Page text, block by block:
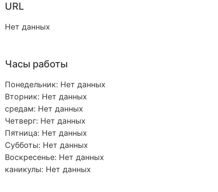
URL
Нет данных
Часы работы
Понедельник: Нет данных
Вторник: Нет данных
средам: Нет данных
Четверг: Нет данных
Пятница: Нет данных
Субботы: Нет данных
Воскресенье: Нет данных
каникулы: Нет данных